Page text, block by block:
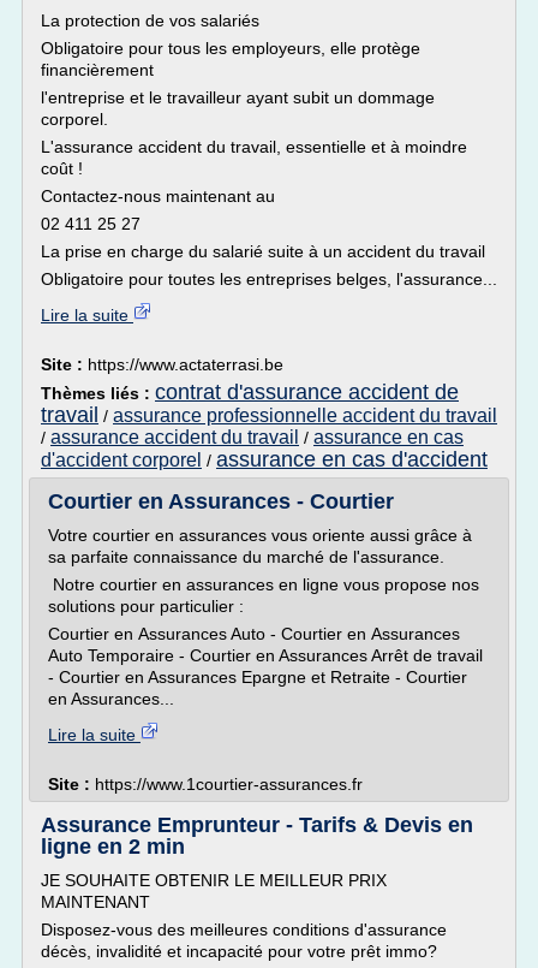
La protection de vos salariés
Obligatoire pour tous les employeurs, elle protège
financièrement
l'entreprise et le travailleur ayant subit un dommage
corporel.
L'assurance accident du travail, essentielle et à moindre
coût !
Contactez-nous maintenant au
02 411 25 27
La prise en charge du salarié suite à un accident du travail
Obligatoire pour toutes les entreprises belges, l'assurance...
Lire la suite
Site : https://www.actaterrasi.be
Thèmes liés : contrat d'assurance accident de
travail / assurance professionnelle accident du travail
/ assurance accident du travail / assurance en cas
d'accident corporel / assurance en cas d'accident
Courtier en Assurances - Courtier
Votre courtier en assurances vous oriente aussi grâce à
sa parfaite connaissance du marché de l'assurance.
Notre courtier en assurances en ligne vous propose nos
solutions pour particulier :
Courtier en Assurances Auto - Courtier en Assurances
Auto Temporaire - Courtier en Assurances Arrêt de travail
- Courtier en Assurances Epargne et Retraite - Courtier
en Assurances...
Lire la suite
Site : https://www.1courtier-assurances.fr
Assurance Emprunteur - Tarifs & Devis en
ligne en 2 min
JE SOUHAITE OBTENIR LE MEILLEUR PRIX
MAINTENANT
Disposez-vous des meilleures conditions d'assurance
décès, invalidité et incapacité pour votre prêt immo?